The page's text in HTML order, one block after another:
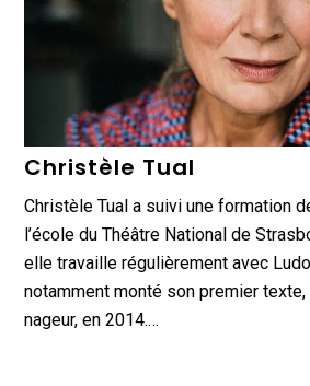
Christèle Tual
Christèle Tual a suivi une formation
l’école du Théâtre National de
elle travaille régulièrement avec
notamment monté son premier texte,
nageur, en 2014.…